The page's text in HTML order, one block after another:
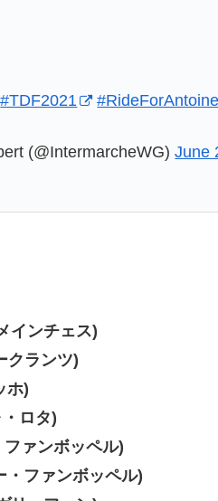
#TDF2021 #RideForAntoine
(@IntermarcheWG)June
インチェス)
クランツ)
ホ)
ロタ)
ァンボッペル)
ファンボッペル)